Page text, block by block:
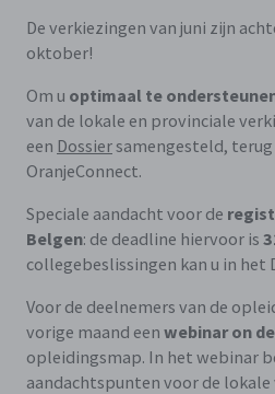
De verkiezingen van juni zijn
oktober!
Om u optimaal te
van de lokale en provinciale
een Dossiersamengesteld,
OranjeConnect.
Speciale aandacht voor de
Belgen: de deadline hiervoor is
collegebeslissingen kan u in het
Voor de deelnemers van de
vorige maand een webinar on
opleidingsmap. In het webinar
aandachtspunten voor de lokale